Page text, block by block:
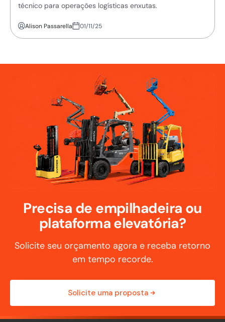
técnico para operações logísticas enxutas.
Alison Passarella 01/11/25
Precisa de empilhadeira ou
plataforma elevatória?
Solicite seu orçamento agora e receba retorno
em tempo recorde.
Solicite uma proposta